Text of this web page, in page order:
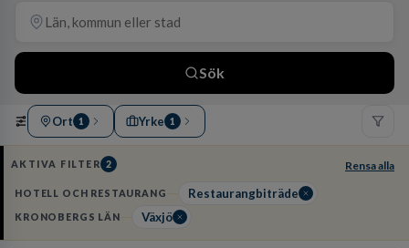
Sök
Ort 1 Yrke 1
AKTIVA FILTER 2 Rensa alla
HOTELL OCH RESTAURANG Restaurangbiträde
KRONOBERGS LÄN Växjö